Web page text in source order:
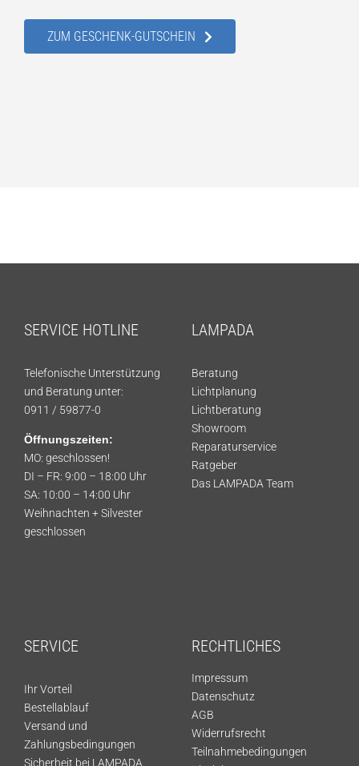
ZUM GESCHENK-GUTSCHEIN
SERVICE HOTLINE
Telefonische Unterstützung
und Beratung unter:
0911 / 59877-0
Öffnungszeiten:
MO: geschlossen!
DI – FR: 9:00 – 18:00 Uhr
SA: 10:00 – 14:00 Uhr
Weihnachten + Silvester
geschlossen
LAMPADA
Beratung
Lichtplanung
Lichtberatung
Showroom
Reparaturservice
Ratgeber
Das LAMPADA Team
SERVICE
Ihr Vorteil
Bestellablauf
Versand und
Zahlungsbedingungen
Sicherheit bei LAMPADA
RECHTLICHES
Impressum
Datenschutz
AGB
Widerrufsrecht
Teilnahmebedingungen